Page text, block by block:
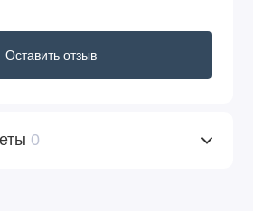
Оставить отзыв
0